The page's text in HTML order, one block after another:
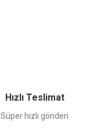
Hızlı Teslimat
Süper hızlı gönderi